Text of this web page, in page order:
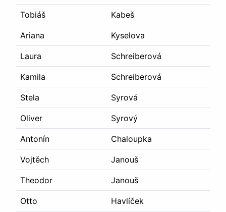
Tobiáš Kabeš
Ariana Kyselova
Laura Schreiberová
Kamila Schreiberová
Stela Syrová
Oliver Syrový
Antonín Chaloupka
Vojtěch Janouš
Theodor Janouš
Otto Havlíček